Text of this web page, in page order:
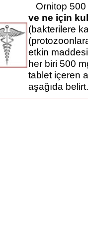
Ornitop
ve ne için
(bakterilere
etkin
her biri 500
tablet içeren
aşağıda